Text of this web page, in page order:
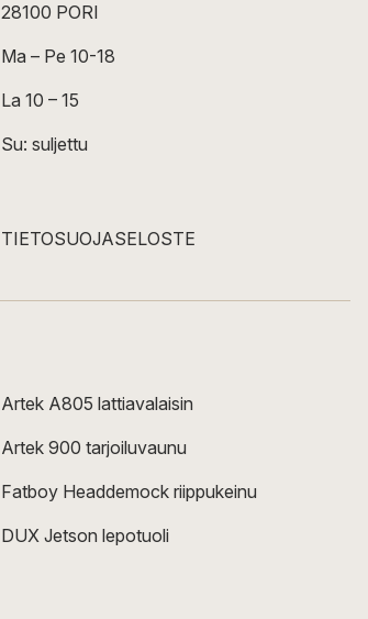
28100 PORI
Ma – Pe 10-18
La 10 – 15
Su: suljettu
TIETOSUOJASELOSTE
Artek A805 lattiavalaisin
Artek 900 tarjoiluvaunu
Fatboy Headdemock riippukeinu
DUX Jetson lepotuoli